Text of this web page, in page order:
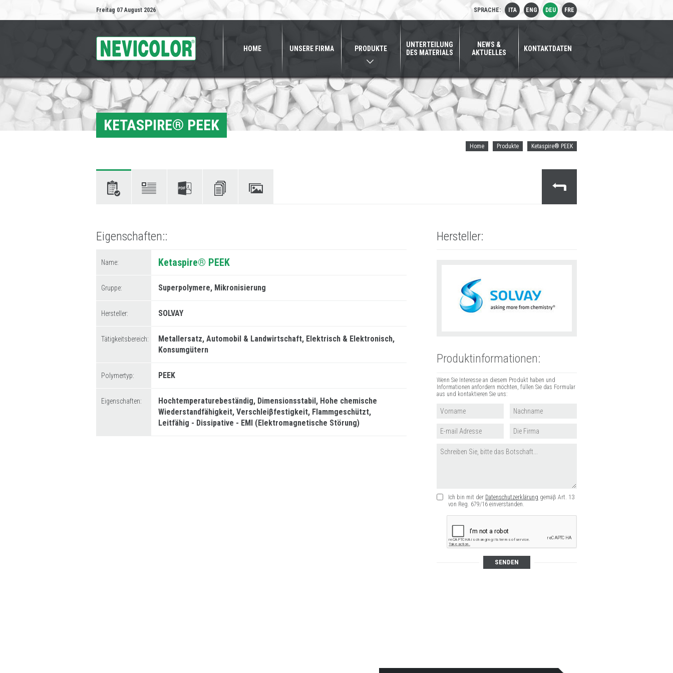
Freitag 07 August 2026 SPRACHE: ITA ENG DEU FRE
HOME UNSERE FIRMA PRODUKTE
UNTERTEILUNG
DES MATERIALS
NEWS &
AKTUELLES
KONTAKTDATEN
KETASPIRE® PEEK
Home Produkte Ketaspire® PEEK
Datenblätter
Eigenschaften:
Name: Ketaspire® PEEK
Gruppe: Superpolymere Mikronisierung
Hersteller: SOLVAY
Tätigkeitsbereich: Metallersatz Automobil & Landwirtschaft Elektrisch & Elektronisch
Konsumgütern
Polymertyp: PEEK
Eigenschaften: Hochtemperaturebeständig Dimensionsstabil Hohe chemische
Wiederstandfähigkeit Verschleiβfestigkeit Flammgeschützt
Leitfähig - Dissipative - EMI (Elektromagnetische Störung)
Hersteller:
Produktinformationen:
Wenn Sie Interesse an diesem Produkt haben und
Informationen anfordern möchten, füllen Sie das Formular
aus und kontaktieren Sie uns:
Ich bin mit der Datenschutzerklärung gemäβ Art. 13
von Reg. 679/16 einverstanden.
SENDEN